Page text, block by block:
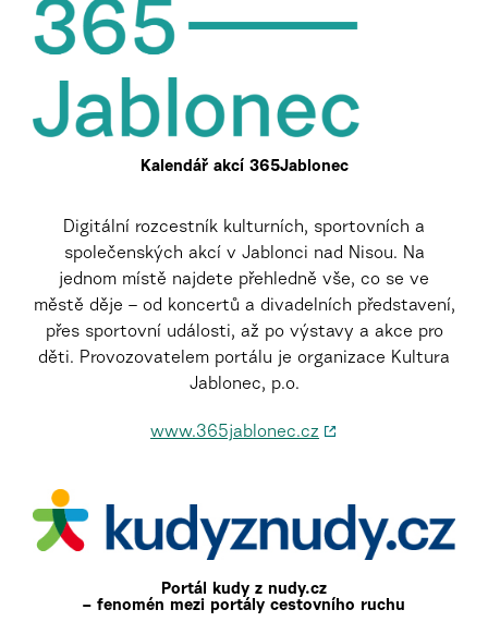
Kalendář akcí 365Jablonec
Digitální rozcestník kulturních, sportovních a
společenských akcí v Jablonci nad Nisou. Na
jednom místě najdete přehledně vše, co se ve
městě děje – od koncertů a divadelních představení,
přes sportovní události, až po výstavy a akce pro
děti. Provozovatelem portálu je organizace Kultura
Jablonec, p.o.
www.365jablonec.cz
Portál kudy z nudy.cz
– fenomén mezi portály cestovního ruchu